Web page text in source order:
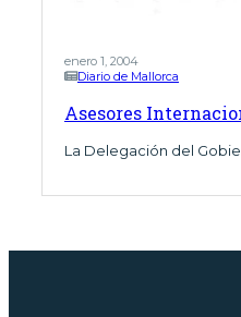
enero 1, 2004
Diario de Mallorca
Asesores
La Delegación del